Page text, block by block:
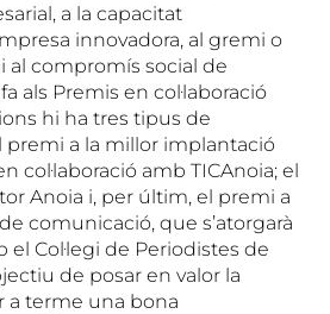
a la capacitat
innovadora, al gremi o
al compromís social de
als Premis en col·laboració
hi ha tres tipus de
premi a la millor implantació
col·laboració amb TICAnoia; el
Anoia i, per últim, el premi a
comunicació, que s’atorgarà
Col·legi de Periodistes de
de posar en valor la
a terme una bona